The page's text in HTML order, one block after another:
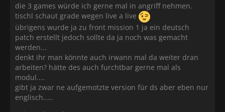
die 3 games würde ich gerne mal in angriff nehmen.
tischl schaut grade wegen live a live
übrigens wurde ja zu front mission 1 ja ein deutsch
patch erstellt jedoch sollte da ja noch was gemacht
werden...
denkt ihr man könnte auch irwann mal da weiter dran
arbeiten? hätte des auch furchtbar gerne mal als
modul....
gibt ja zwar ne aufgemotzte version für ds aber eben nur
englisch.....